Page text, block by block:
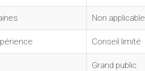
Non applicable
Conseil limité
Grand public